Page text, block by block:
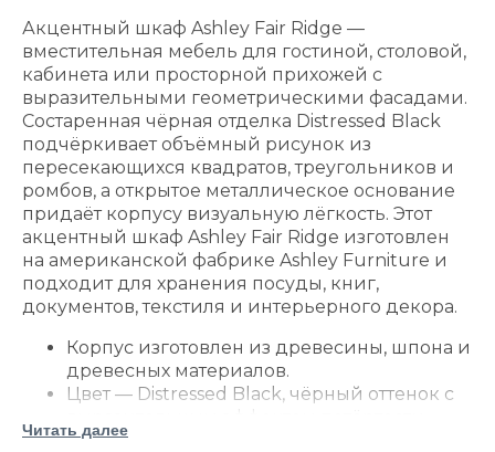
Акцентный шкаф Ashley Fair Ridge —
вместительная мебель для гостиной, столовой,
кабинета или просторной прихожей с
выразительными геометрическими фасадами.
Состаренная чёрная отделка Distressed Black
подчёркивает объёмный рисунок из
пересекающихся квадратов, треугольников и
ромбов, а открытое металлическое основание
придаёт корпусу визуальную лёгкость. Этот
акцентный шкаф Ashley Fair Ridge изготовлен
на американской фабрике Ashley Furniture и
подходит для хранения посуды, книг,
документов, текстиля и интерьерного декора.
Корпус изготовлен из древесины, шпона и
древесных материалов.
Цвет — Distressed Black, чёрный оттенок с
Три распашные дверцы украшены
Читать далее